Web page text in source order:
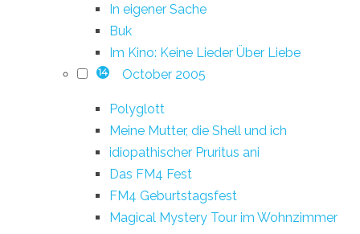
In eigener Sache
Buk
Im Kino: Keine Lieder Über Liebe
14 October 2005
Polyglott
Meine Mutter, die Shell und ich
idiopathischer Pruritus ani
Das FM4 Fest
FM4 Geburtstagsfest
Magical Mystery Tour im Wohnzimmer